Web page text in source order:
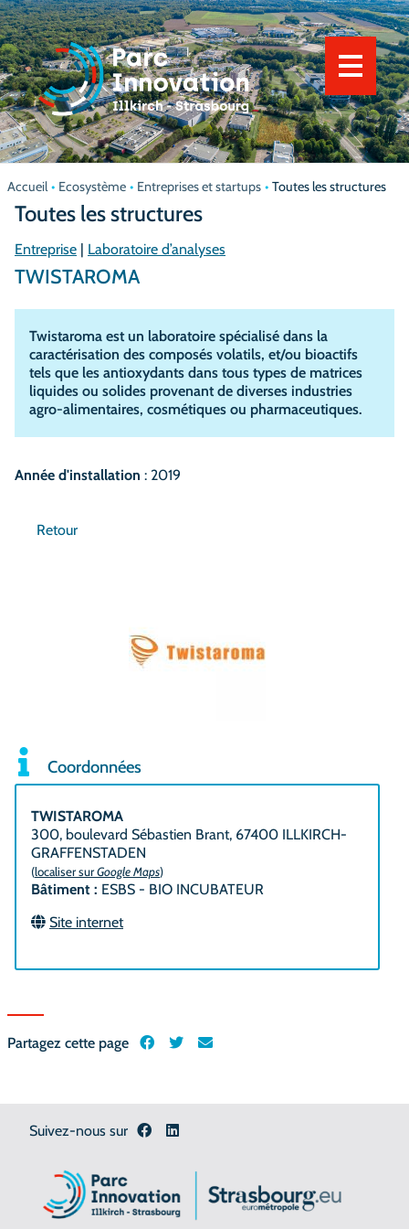
Parc d’Innovation
Ecosystème
Implantation
Actualités
Accueil • Ecosystème • Entreprises et startups • Toutes les structures
Toutes les structures
Entreprise | Laboratoire d’analyses
TWISTAROMA
Twistaroma est un laboratoire spécialisé dans la
caractérisation des composés volatils, et/ou bioactifs
tels que les antioxydants dans tous types de matrices
liquides ou solides provenant de diverses industries
agro-alimentaires, cosmétiques ou pharmaceutiques.
Année d'installation : 2019
Retour
Coordonnées
TWISTAROMA
300, boulevard Sébastien Brant, 67400 ILLKIRCH-
GRAFFENSTADEN
(localiser surGoogle Maps)
Bâtiment : ESBS - BIO INCUBATEUR
Site internet
Partagez cette page
Suivez-nous sur